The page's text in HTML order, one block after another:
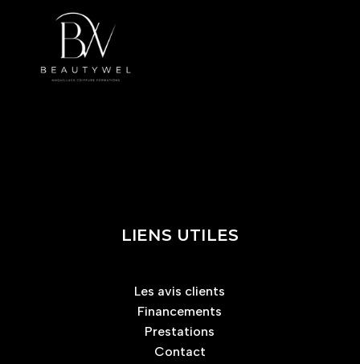
LIENS UTILES
Les avis clients
Financements
Prestations
Contact